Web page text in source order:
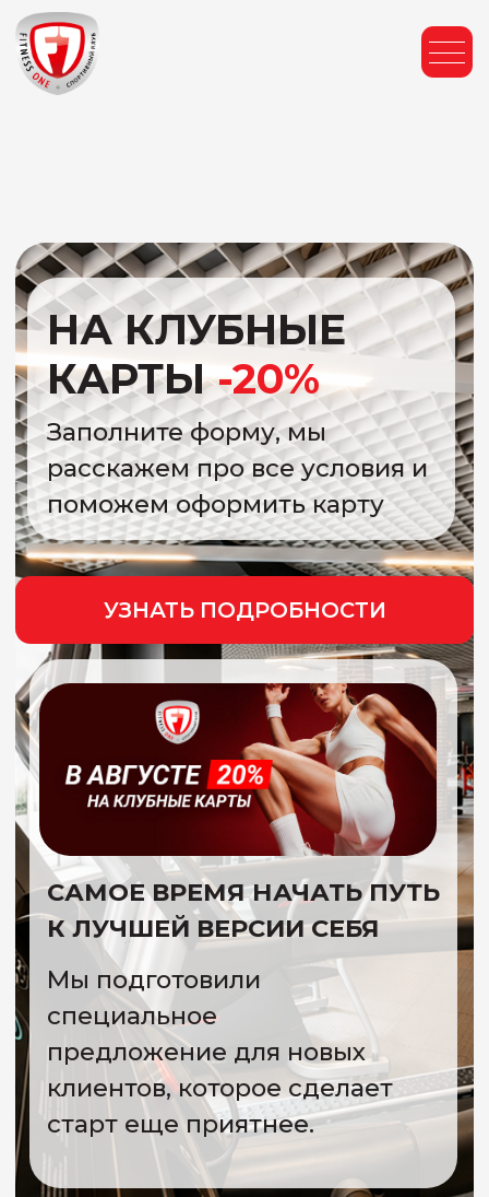
НА КЛУБНЫЕ
КАРТЫ-20%
Заполните форму, мы
расскажем про все условия и
поможем оформить карту
Мы подготовили
специальное
предложение для новых
клиентов, которое сделает
старт еще приятнее.
К ЛУЧШЕЙ ВЕРСИИ СЕБЯ
УЗНАТЬ ПОДРОБНОСТИ